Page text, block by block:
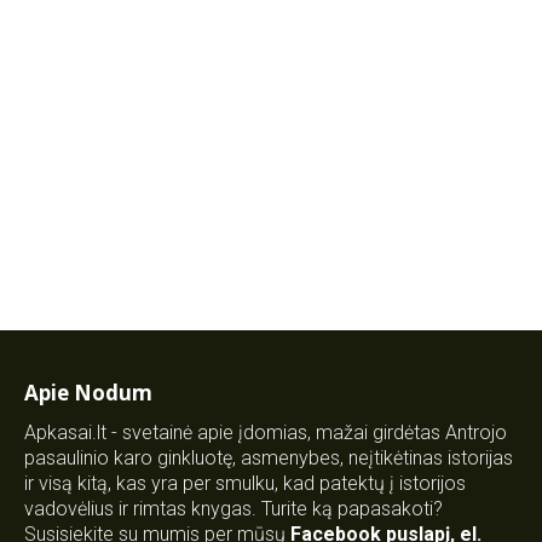
Apie Nodum
Apkasai.lt - svetainė apie įdomias, mažai girdėtas Antrojo
pasaulinio karo ginkluotę, asmenybes, neįtikėtinas istorijas
ir visą kitą, kas yra per smulku, kad patektų į istorijos
vadovėlius ir rimtas knygas. Turite ką papasakoti?
Susisiekite su mumis per mūsų Facebook puslapį, el.